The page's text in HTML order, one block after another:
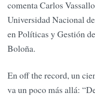
comenta Carlos
Universidad Nacional
en Políticas y Gestión
Boloña.
En off the record, un
va un poco más allá: